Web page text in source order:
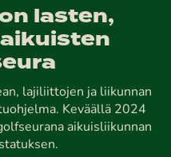
lasten,
lajiliittojen ja liikunnan
Keväällä 2024
aikuisliikunnan